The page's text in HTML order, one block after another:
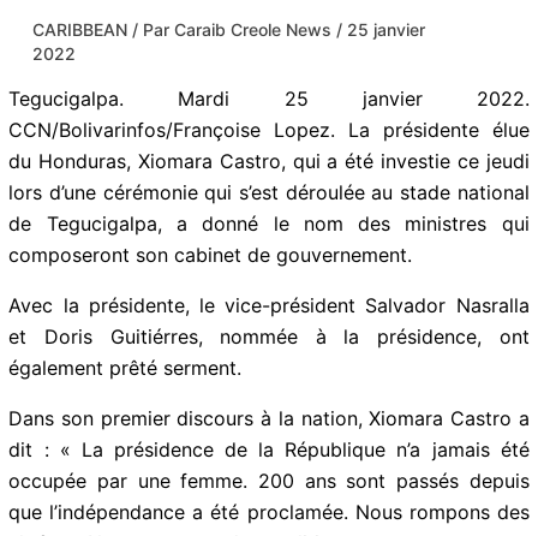
CARIBBEAN / ParCaraib Creole News / 25 janvier
2022
Tegucigalpa. Mardi 25 janvier 2022.
CCN/Bolivarinfos/Françoise Lopez. La présidente élue
du Honduras, Xiomara Castro, qui a été investie ce
jeudi lors d’une cérémonie qui s’est déroulée au stade
national de Tegucigalpa, a donné le nom des ministres
qui composeront son cabinet de gouvernement.
Avec la présidente, le vice-président Salvador Nasralla
et Doris Guitiérres, nommée à la présidence, ont
également prêté serment.
Dans son premier discours à la nation, Xiomara Castro
a dit : « La présidence de la République n’a jamais été
occupée par une femme. 200 ans sont passés depuis
que l’indépendance a été proclamée. Nous rompons